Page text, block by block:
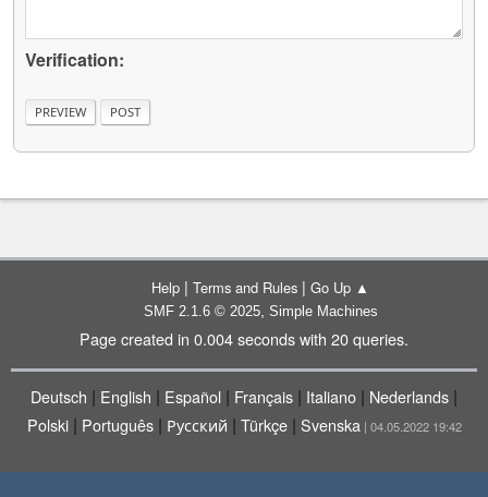
Verification:
Help | Terms and Rules | Go Up ▲
SMF 2.1.6 © 2025, Simple Machines
Page created in 0.004 seconds with 20 queries.
Deutsch | English | Español | Français | Italiano | Nederlands |
Polski| Português| Русский | Türkçe| Svenska | 04.05.2022 19:42